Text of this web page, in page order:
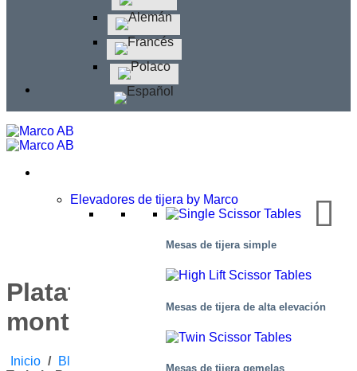
Elevadores de tijera by Marco
Mesas de tijera simple
Mesas de tijera de alta elevación
Mesas de tijera gemelas
Plataforma de trabajo para
montaje Hornos isostáticos
Inicio / Blog Noticias De Empresa
Plataforma De